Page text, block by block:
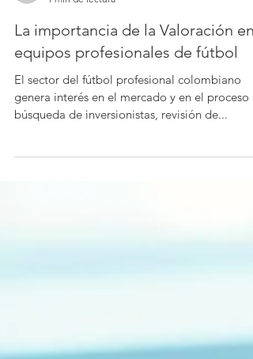
1 min de lectura
La importancia de la Valoración en
equipos profesionales de fútbol
El sector del fútbol profesional colombiano
genera interés en el mercado y en el proceso